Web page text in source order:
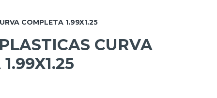
COMPLETA 1.99X1.25
CURVA